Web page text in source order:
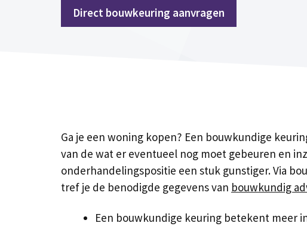
Direct bouwkeuring aanvragen
Ga je een woning kopen? Een bouwkundige
van de wat er eventueel nog moet gebeuren en
onderhandelingspositie een stuk gunstiger. Via
tref je de benodigde gegevens van bouwkundig
Een bouwkundige keuring betekent meer